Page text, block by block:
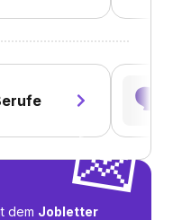
🗣️
💌
dem Jobletter